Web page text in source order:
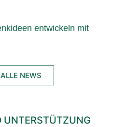
entwickeln mit
ALLE NEWS
UNTERSTÜTZUNG